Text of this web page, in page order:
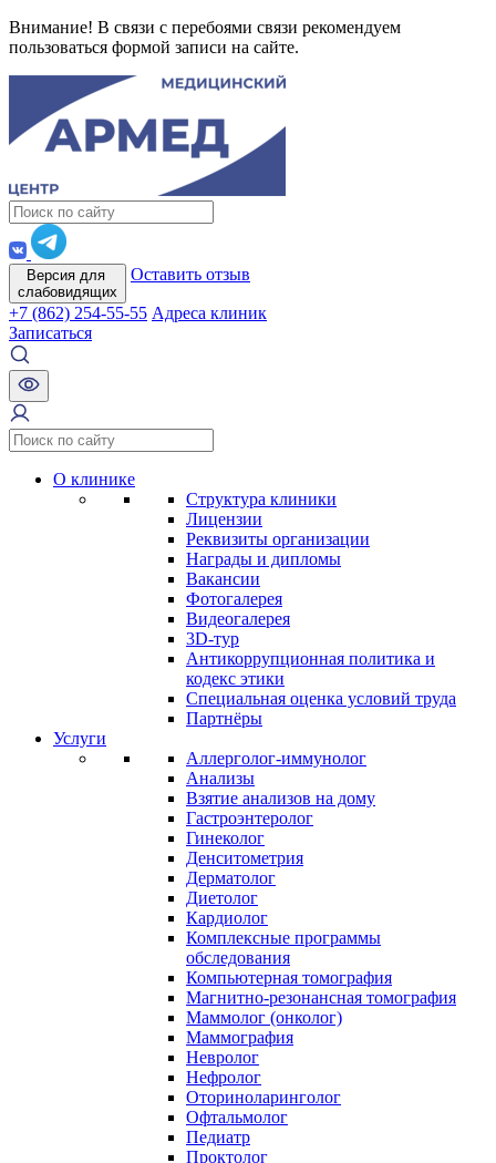
Внимание! В связи с перебоями связи рекомендуем
пользоваться формой записи на сайте.
Версия для
слабовидящих
Оставить отзыв
+7 (862) 254-55-55 Адреса клиник
Записаться
О клинике
Структура клиники
Лицензии
Реквизиты организации
Награды и дипломы
Вакансии
Фотогалерея
Видеогалерея
3D-тур
Антикоррупционная политика и
кодекс этики
Специальная оценка условий труда
Партнёры
Услуги
Аллерголог-иммунолог
Анализы
Взятие анализов на дому
Гастроэнтеролог
Гинеколог
Денситометрия
Дерматолог
Диетолог
Кардиолог
Комплексные программы
обследования
Компьютерная томография
Магнитно-резонансная томография
Маммолог (онколог)
Маммография
Невролог
Нефролог
Оториноларинголог
Офтальмолог
Педиатр
Проктолог